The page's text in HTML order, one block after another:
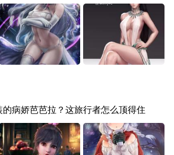
的病娇芭芭拉？这旅行者怎么顶得住